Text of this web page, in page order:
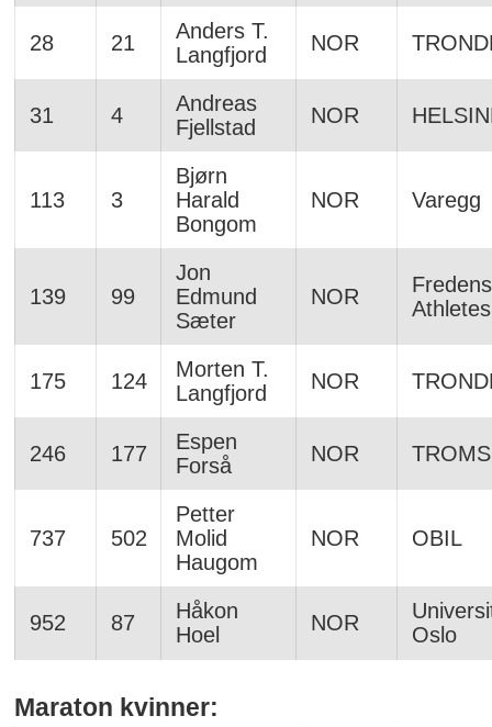
28 21
Anders T.
Langfjord
NOR
31 4
Andreas
Fjellstad
NOR
113 3
Bjørn
Harald
Bongom
NOR Varegg
139 99
Jon
Edmund
Sæter
NOR
Athletes
175 124
Morten T.
Langfjord
NOR
246 177
Espen
Forså
NOR
737 502
Petter
Molid
Haugom
NOR OBIL
952 87
Håkon
Hoel
NOR
Oslo
Maraton kvinner: